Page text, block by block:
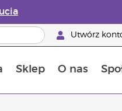
Utwórz
Sklep O nas